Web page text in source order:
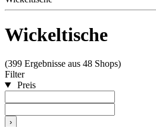
Wickeltische
(399 Ergebnisse aus 48 Shops)
Filter
Preis
›